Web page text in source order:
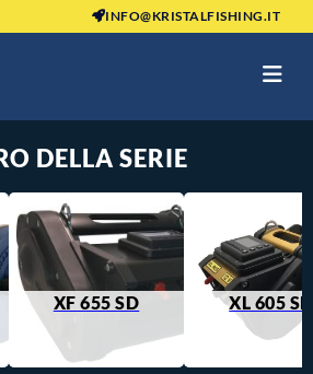
INFO@KRISTALFISHING.IT
DELLA SERIE
XF 655 SD XL 605 SD